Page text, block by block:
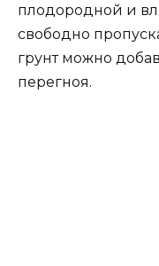
плодородной и
свободно
грунт можно
перегноя.